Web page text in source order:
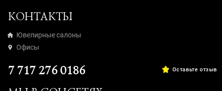
КОНТАКТЫ
Ювелирные салоны
Офисы
7 717 276 0186
Оставьте отзыв